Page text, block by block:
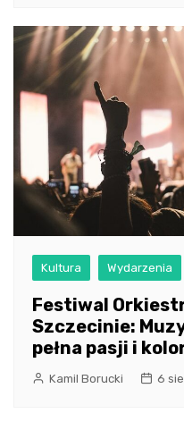
Kultura Wydarzenia
Festiwal
Szczecinie:
pełna pasji i
Kamil Borucki 6